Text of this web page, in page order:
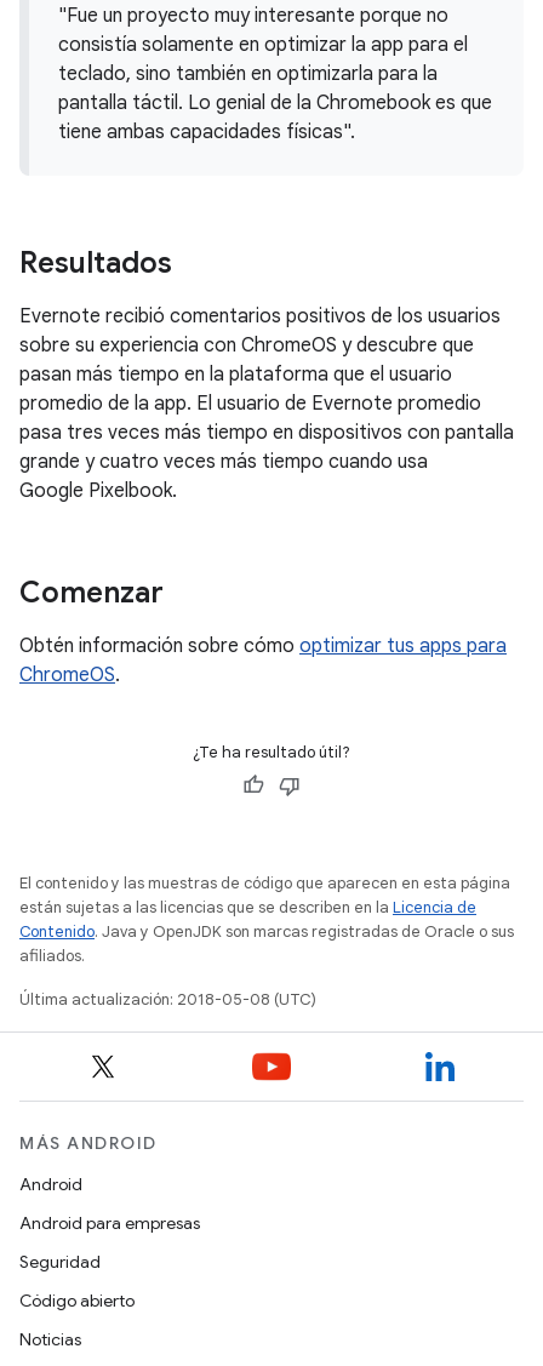
"Fue un proyecto muy interesante porque no
consistía solamente en optimizar la app para el
teclado, sino también en optimizarla para la
pantalla táctil. Lo genial de la Chromebook es que
tiene ambas capacidades físicas".
Resultados
Evernote recibió comentarios positivos de los usuarios
sobre su experiencia con ChromeOS y descubre que
pasan más tiempo en la plataforma que el usuario
promedio de la app. El usuario de Evernote promedio
pasa tres veces más tiempo en dispositivos con pantalla
grande y cuatro veces más tiempo cuando usa
Google Pixelbook.
Comenzar
Obtén información sobre cómo optimizar tus apps para
ChromeOS.
¿Te ha resultado útil?
El contenido y las muestras de código que aparecen en esta página
están sujetas a las licencias que se describen en la Licencia de
Contenido. Java y OpenJDK son marcas registradas de Oracle o sus
afiliados.
Última actualización: 2018-05-08 (UTC)
MÁS ANDROID
Android
Android para empresas
Seguridad
Código abierto
Noticias